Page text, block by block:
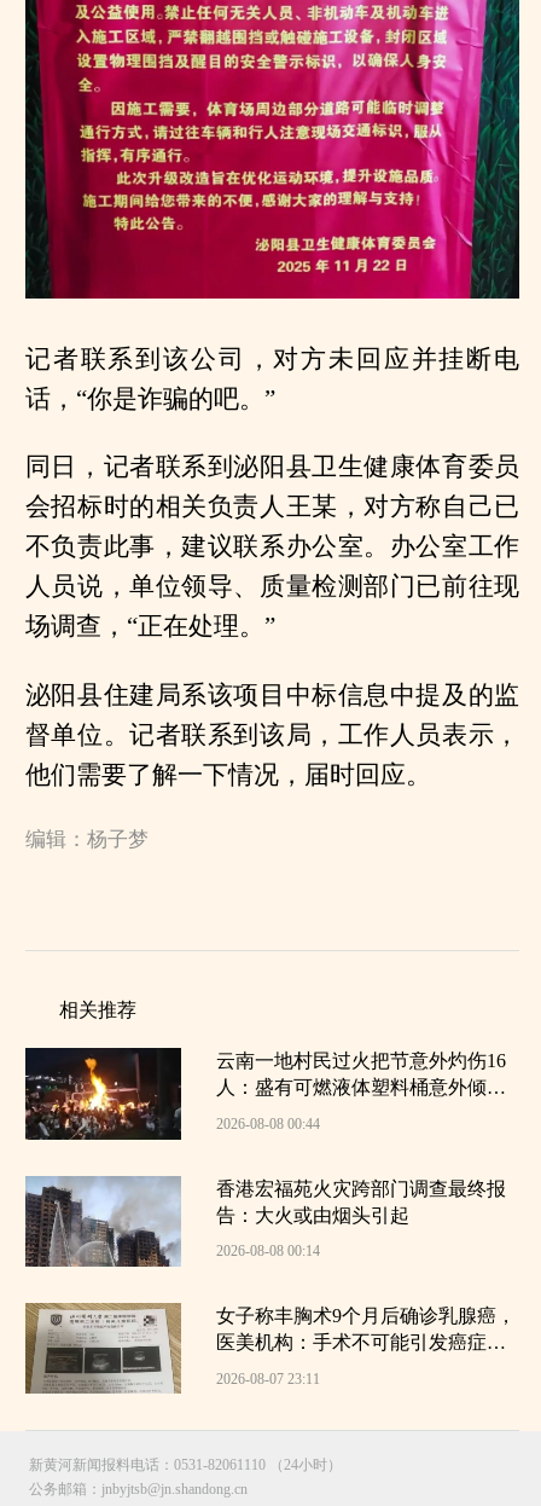
记者联系到该公司，对方未回应并挂断电
话，“你是诈骗的吧。”
同日，记者联系到泌阳县卫生健康体育委员
会招标时的相关负责人王某，对方称自己已
不负责此事，建议联系办公室。办公室工作
人员说，单位领导、质量检测部门已前往现
场调查，“正在处理。”
泌阳县住建局系该项目中标信息中提及的监
督单位。记者联系到该局，工作人员表示，
他们需要了解一下情况，届时回应。
编辑：杨子梦
相关推荐
云南一地村民过火把节意外灼伤16
人：盛有可燃液体塑料桶意外倾倒
引发燃烧
2026-08-08 00:44
香港宏福苑火灾跨部门调查最终报
告：大火或由烟头引起
2026-08-08 00:14
女子称丰胸术9个月后确诊乳腺癌，
医美机构：手术不可能引发癌症，
建议走司法途径
2026-08-07 23:11
新黄河新闻报料电话：0531-82061110 （24小时）
公务邮箱：jnbyjtsb@jn.shandong.cn